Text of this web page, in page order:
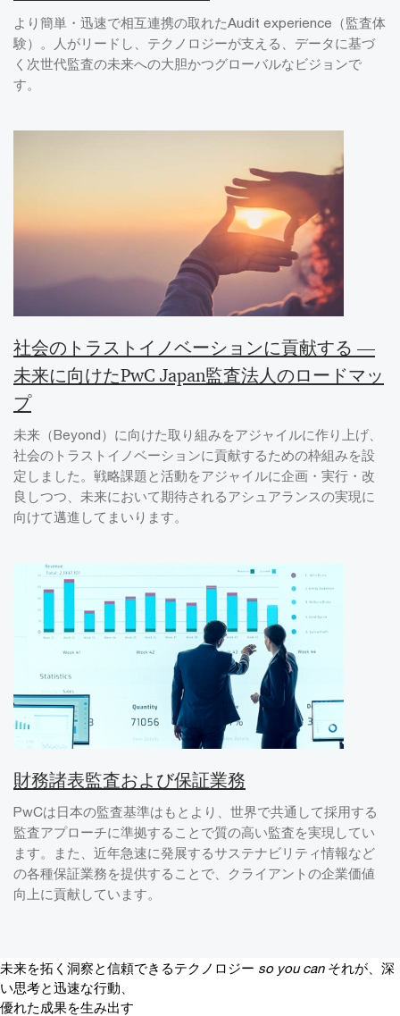
より簡単・迅速で相互連携の取れたAudit experience（監査体
験）。人がリードし、テクノロジーが支える、データに基づ
く次世代監査の未来への大胆かつグローバルなビジョンで
す。
社会のトラストイノベーションに貢献する ―
未来に向けたPwC Japan監査法人のロードマッ
プ
未来（Beyond）に向けた取り組みをアジャイルに作り上げ、
社会のトラストイノベーションに貢献するための枠組みを設
定しました。戦略課題と活動をアジャイルに企画・実行・改
良しつつ、未来において期待されるアシュアランスの実現に
向けて邁進してまいります。
財務諸表監査および保証業務
PwCは日本の監査基準はもとより、世界で共通して採用する
監査アプローチに準拠することで質の高い監査を実現してい
ます。また、近年急速に発展するサステナビリティ情報など
の各種保証業務を提供することで、クライアントの企業価値
向上に貢献しています。
未来を拓く洞察と信頼できるテクノロジー so you can それが、深
い思考と迅速な行動、
優れた成果を生み出す